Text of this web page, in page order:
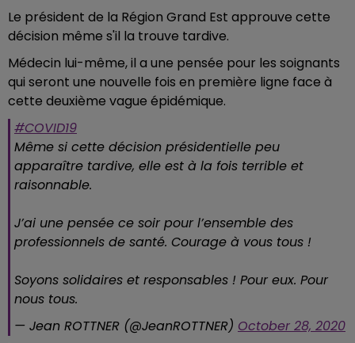
Le président de la Région Grand Est approuve cette
décision même s'il la trouve tardive.
Médecin lui-même, il a une pensée pour les soignants
qui seront une nouvelle fois en première ligne face à
cette deuxième vague épidémique.
#COVID19
Même si cette décision présidentielle peu
apparaître tardive, elle est à la fois terrible et
raisonnable.
J’ai une pensée ce soir pour l’ensemble des
professionnels de santé. Courage à vous tous !
Soyons solidaires et responsables ! Pour eux. Pour
nous tous.
— Jean ROTTNER (@JeanROTTNER) October 28, 2020